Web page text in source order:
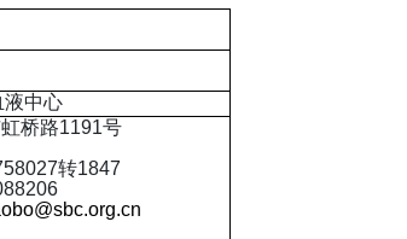
中心
路1191号
转1847